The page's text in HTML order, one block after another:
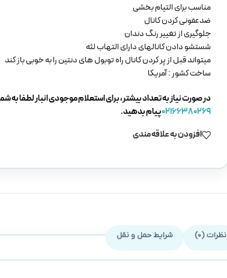
مناسب برای التیام بخشی
ضدعفونی کردن کانال
جلوگیری از تغییر رنگ دندان
شستشو دادن کانالهای دارای التهاب لثه
میتواند قبل از پر کردن کانال راه توبول های دنتین را به خوبی باز کند
ساخت کشور : آمریکا
در صورت نیاز به تعداد بیشتر، برای استعلام موجودی انبار لطفا به
02166380269پیام بدهید.
افزودن به علاقه مندی
نظرات (0) شرایط حمل و نقل